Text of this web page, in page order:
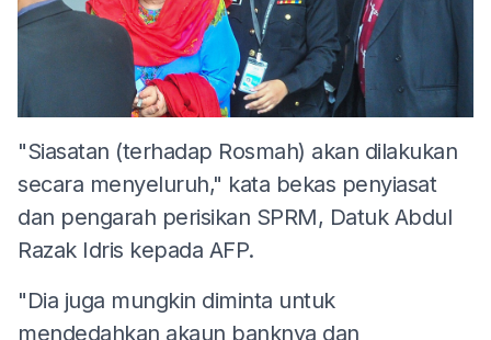
"Siasatan (terhadap Rosmah) akan dilakukan
secara menyeluruh," kata bekas penyiasat
dan pengarah perisikan SPRM, Datuk Abdul
Razak Idris kepada AFP.
"Dia juga mungkin diminta untuk
mendedahkan akaun banknya dan